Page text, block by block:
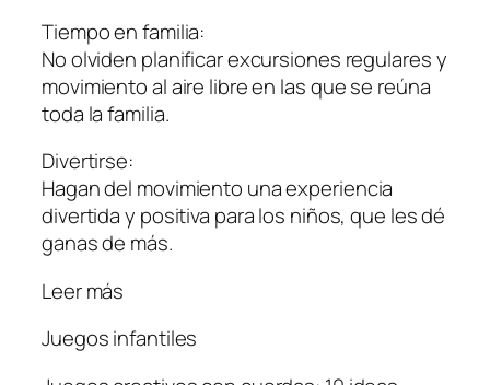
Tiempo en familia:
No olviden planificar excursiones regulares y
movimiento al aire libre en las que se reúna
toda la familia.
Divertirse:
Hagan del movimiento una experiencia
divertida y positiva para los niños, que les dé
ganas de más.
Leer más
Juegos infantiles